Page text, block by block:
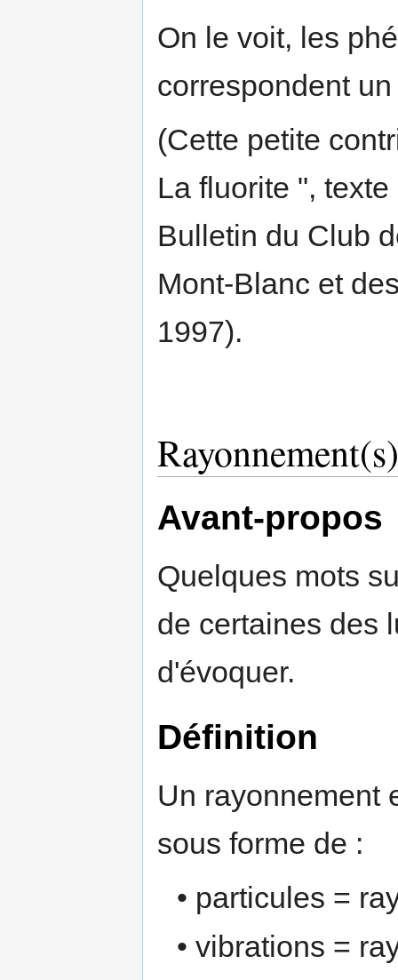
On le voit, les
correspondent
(Cette petite
La fluorite ",
Bulletin du Club
Mont-Blanc et
1997).
Rayonnement(s)
Avant-propos
Quelques mots
de certaines des
d'évoquer.
Définition
Un rayonnement
sous forme de :
• particules =
• vibrations =